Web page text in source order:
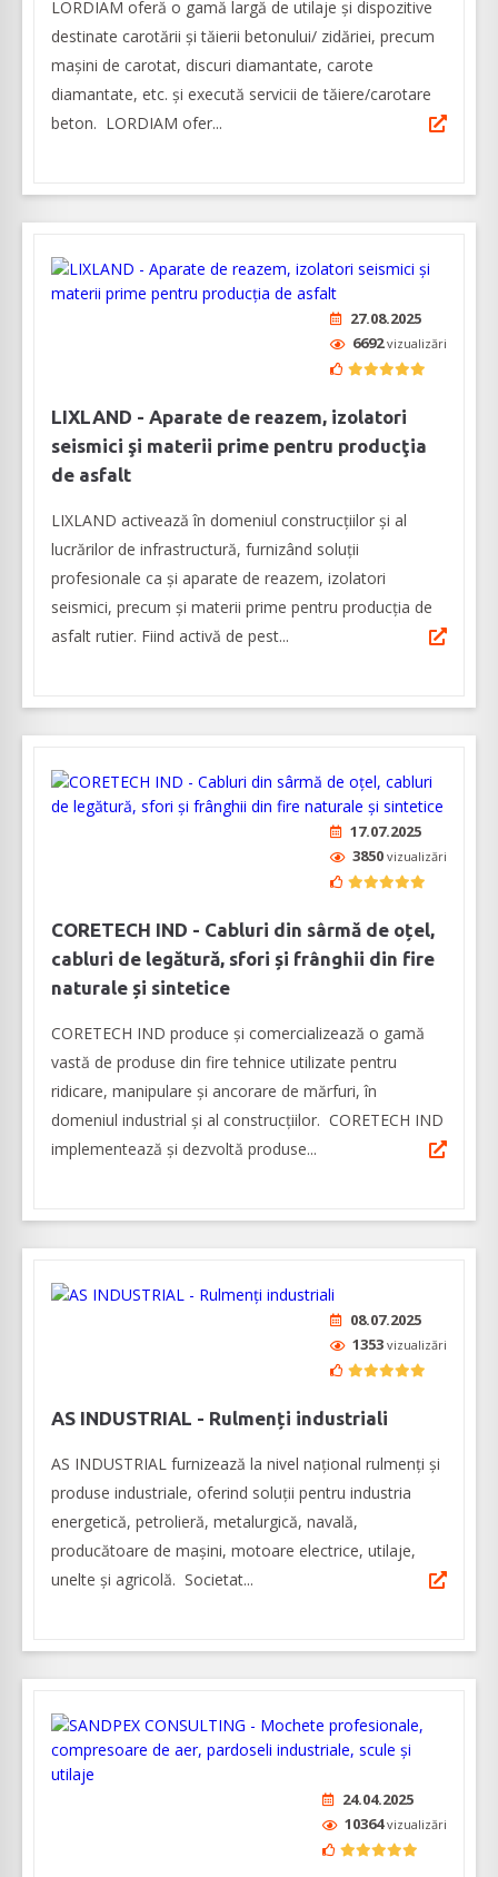
LORDIAM oferă o gamă largă de utilaje și dispozitive
destinate carotării și tăierii betonului/ zidăriei, precum
mașini de carotat, discuri diamantate, carote
diamantate, etc. și execută servicii de tăiere/carotare
beton. LORDIAM ofer...
27.08.2025
6692vizualizări
LIXLAND - Aparate de reazem, izolatori
seismici şi materii prime pentru producţia
de asfalt
LIXLAND activează în domeniul construcțiilor și al
lucrărilor de infrastructură, furnizând soluții
profesionale ca şi aparate de reazem, izolatori
seismici, precum și materii prime pentru producția de
asfalt rutier. Fiind activă de pest...
17.07.2025
3850 vizualizări
CORETECH IND - Cabluri din sârmă de oțel,
cabluri de legătură, sfori și frânghii din fire
naturale și sintetice
CORETECH IND produce şi comercializează o gamă
vastă de produse din fire tehnice utilizate pentru
ridicare, manipulare și ancorare de mărfuri, în
domeniul industrial şi al construcţiilor. CORETECH IND
implementează și dezvoltă produse...
08.07.2025
1353 vizualizări
AS INDUSTRIAL - Rulmenți industriali
AS INDUSTRIAL furnizează la nivel național rulmenți și
produse industriale, oferind soluții pentru industria
energetică, petrolieră, metalurgică, navală,
producătoare de mașini, motoare electrice, utilaje,
unelte și agricolă. Societat...
24.04.2025
10364vizualizări